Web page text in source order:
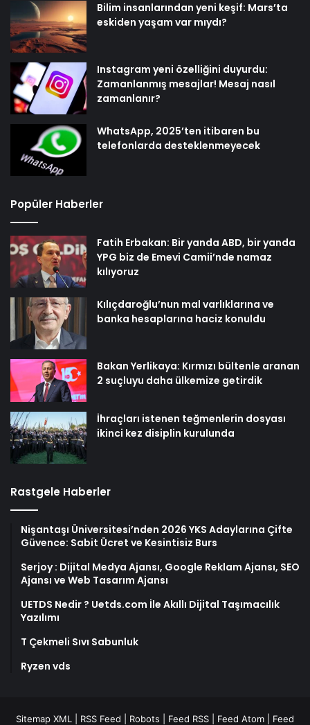
Bilim insanlarından yeni keşif: Mars’ta
eskiden yaşam var mıydı?
Instagram yeni özelliğini duyurdu:
Zamanlanmış mesajlar! Mesaj nasıl
zamanlanır?
WhatsApp, 2025’ten itibaren bu
telefonlarda desteklenmeyecek
Popüler Haberler
Fatih Erbakan: Bir yanda ABD, bir yanda
YPG biz de Emevi Camii’nde namaz
kılıyoruz
Kılıçdaroğlu’nun mal varlıklarına ve
banka hesaplarına haciz konuldu
Bakan Yerlikaya: Kırmızı bültenle aranan
2 suçluyu daha ülkemize getirdik
İhraçları istenen teğmenlerin dosyası
ikinci kez disiplin kurulunda
Rastgele Haberler
Nişantaşı Üniversitesi’nden 2026 YKS Adaylarına Çifte
Güvence: Sabit Ücret ve Kesintisiz Burs
Serjoy : Dijital Medya Ajansı, Google Reklam Ajansı, SEO
Ajansı ve Web Tasarım Ajansı
UETDS Nedir ? Uetds.com İle Akıllı Dijital Taşımacılık
Yazılımı
T Çekmeli Sıvı Sabunluk
Ryzen vds
Sitemap XML RSS Feed Robots Feed RSS Feed Atom Feed